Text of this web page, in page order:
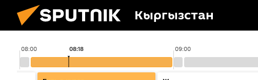
Кыргызстан
08:00 09:00
08:18